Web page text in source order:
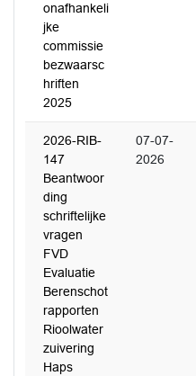
onafhankeli
jke
commissie
bezwaarsc
hriften
2025
2026-RIB-
147
Beantwoor
ding
schriftelijke
vragen
FVD
Evaluatie
Berenschot
rapporten
Rioolwater
zuivering
Haps
07-07-
2026